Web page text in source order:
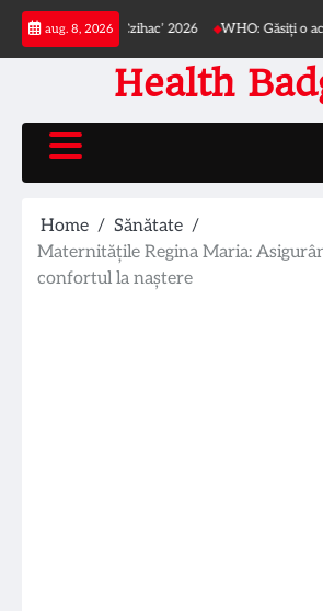
Skip
content
aug. 8, 2026
‘Dr. Iacob Czihac’ 2026 WHO: Găsiți o
Health
Home
Sănătate
Maternitățile Regina Maria:
confortul la naștere